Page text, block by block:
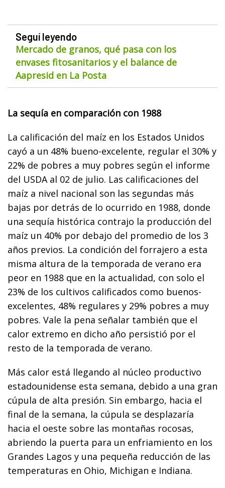
Seguí leyendo
Mercado de granos, qué pasa con los
envases fitosanitarios y el balance de
Aapresid en La Posta
La sequía en comparación con 1988
La calificación del maíz en los Estados Unidos
cayó a un 48% bueno-excelente, regular el 30% y
22% de pobres a muy pobres según el informe
del USDA al 02 de julio. Las calificaciones del
maíz a nivel nacional son las segundas más
bajas por detrás de lo ocurrido en 1988, donde
una sequía histórica contrajo la producción del
maíz un 40% por debajo del promedio de los 3
años previos. La condición del forrajero a esta
misma altura de la temporada de verano era
peor en 1988 que en la actualidad, con solo el
23% de los cultivos calificados como buenos-
excelentes, 48% regulares y 29% pobres a muy
pobres. Vale la pena señalar también que el
calor extremo en dicho año persistió por el
resto de la temporada de verano.
Más calor está llegando al núcleo productivo
estadounidense esta semana, debido a una gran
cúpula de alta presión. Sin embargo, hacia el
final de la semana, la cúpula se desplazaría
hacia el oeste sobre las montañas rocosas,
abriendo la puerta para un enfriamiento en los
Grandes Lagos y una pequeña reducción de las
temperaturas en Ohio, Michigan e Indiana.